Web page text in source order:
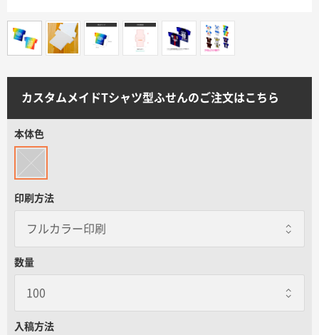
印刷色から探す
サイトメニュー
データ入稿ガイド
カスタムメイドTシャツ型ふせんのご注文はこちら
本体色
印刷方法
数量
入稿方法